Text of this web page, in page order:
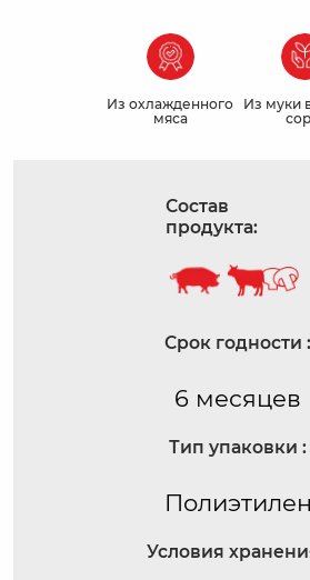
Из охлажденного
мяса
Из муки
Состав
продукта:
Срок годности :
6 месяцев
Тип упаковки :
Полиэтилен
Условия